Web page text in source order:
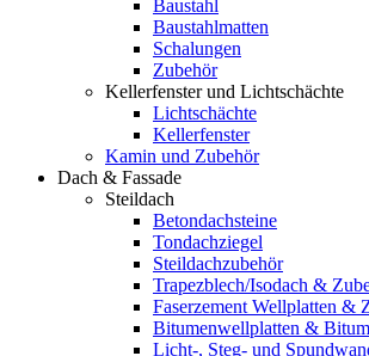
Baustahl
Baustahlmatten
Schalungen
Zubehör
Kellerfenster und Lichtschächte
Lichtschächte
Kellerfenster
Kamin und Zubehör
Dach & Fassade
Steildach
Betondachsteine
Tondachziegel
Steildachzubehör
Trapezblech/Isodach &
Faserzement Wellplatten &
Bitumenwellplatten &
Licht-, Steg- und